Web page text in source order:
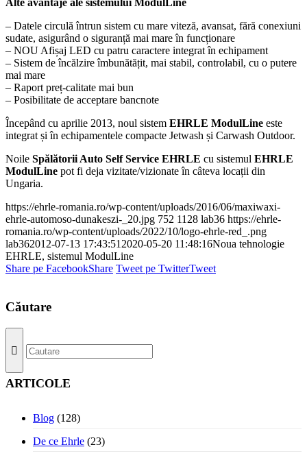
– Datele circulă întrun sistem cu mare viteză, avansat, fără conexiuni
sudate, asigurând o siguranță mai mare în funcționare
– NOU Afișaj LED cu patru caractere integrat în echipament
– Sistem de încălzire îmbunătățit, mai stabil, controlabil, cu o putere
mai mare
– Raport preț-calitate mai bun
– Posibilitate de acceptare bancnote
Începând cu aprilie 2013, noul sistem EHRLE ModulLine este
integrat și în echipamentele compacte Jetwash și Carwash Outdoor.
Noile Spălătorii Auto Self Service EHRLE cu sistemul EHRLE
ModulLine pot fi deja vizitate/vizionate în câteva locații din
Ungaria.
https://ehrle-romania.ro/wp-content/uploads/2016/06/maxiwaxi-
ehrle-automoso-dunakeszi-_20.jpg 752 1128 lab36 https://ehrle-
romania.ro/wp-content/uploads/2022/10/logo-ehrle-red_.png
lab362012-07-13 17:43:51 2020-05-20 11:48:16Noua tehnologie
EHRLE, sistemul ModulLine
Share pe FacebookShare Tweet pe TwitterTweet
Căutare
ARTICOLE
Blog (128)
De ce Ehrle (23)